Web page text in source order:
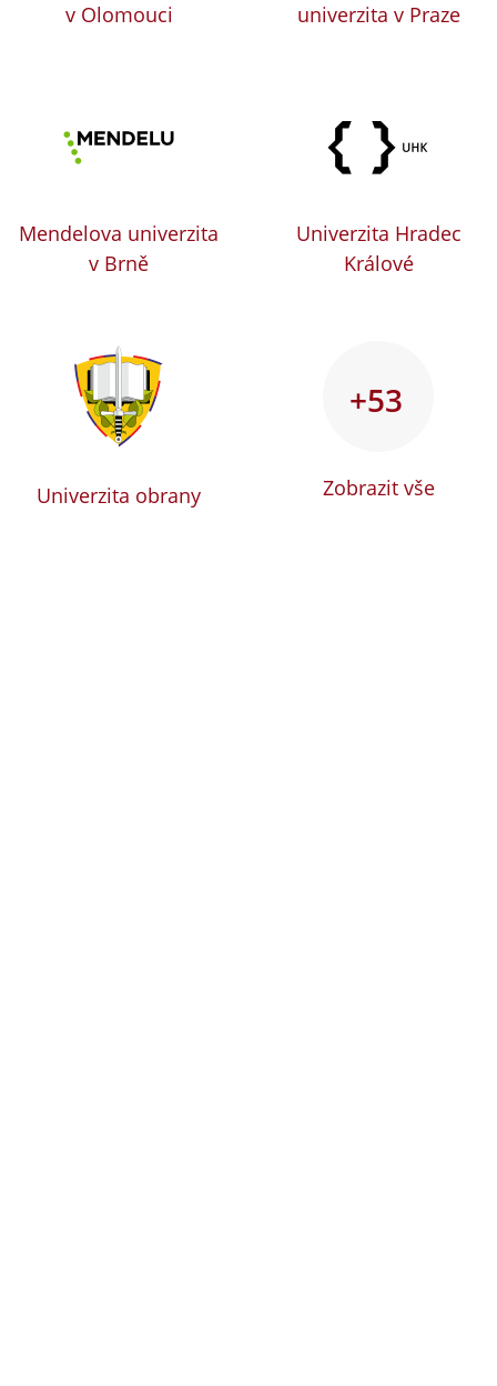
v Olomouci
univerzita v Praze
Mendelova univerzita
v Brně
Univerzita Hradec
Králové
Univerzita obrany
+53
Zobrazit vše